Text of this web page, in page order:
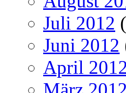
Juli 2012
Juni 2012
April